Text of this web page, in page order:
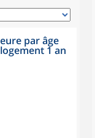
par âge
1 an